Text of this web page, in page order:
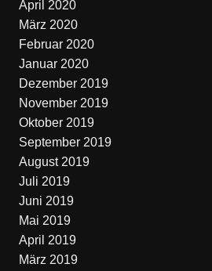
April 2020
März 2020
Februar 2020
Januar 2020
Dezember 2019
November 2019
Oktober 2019
September 2019
August 2019
Juli 2019
Juni 2019
Mai 2019
April 2019
März 2019